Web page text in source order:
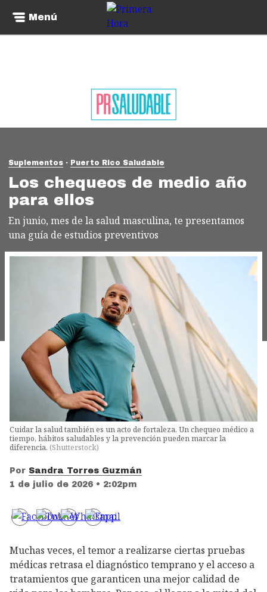
Menú
Suplementos Puerto Rico Saludable
Los chequeos de medio año
para ellos
En junio, mes de la salud masculina, te presentamos
una guía de estudios preventivos
Cuidar la salud también es un acto de fortaleza. Un chequeo médico a
tiempo, hábitos saludables y la prevención pueden marcar la
diferencia. (Shutterstock)
Por Sandra Torres Guzmán
1 de julio de 2026 • 2:02pm
Muchas veces, el temor a realizarse ciertas pruebas
médicas retrasa el diagnóstico temprano y el acceso a
tratamientos que garanticen una mejor calidad de